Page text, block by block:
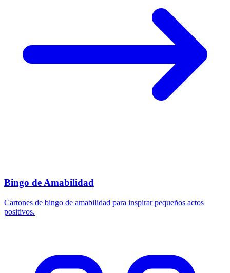
Bingo de Amabilidad
Cartones de bingo de amabilidad para inspirar pequeños actos
positivos.